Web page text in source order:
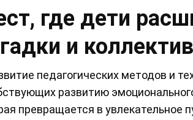
где дети
и
педагогических методов и
развитию
превращается в увлекательное